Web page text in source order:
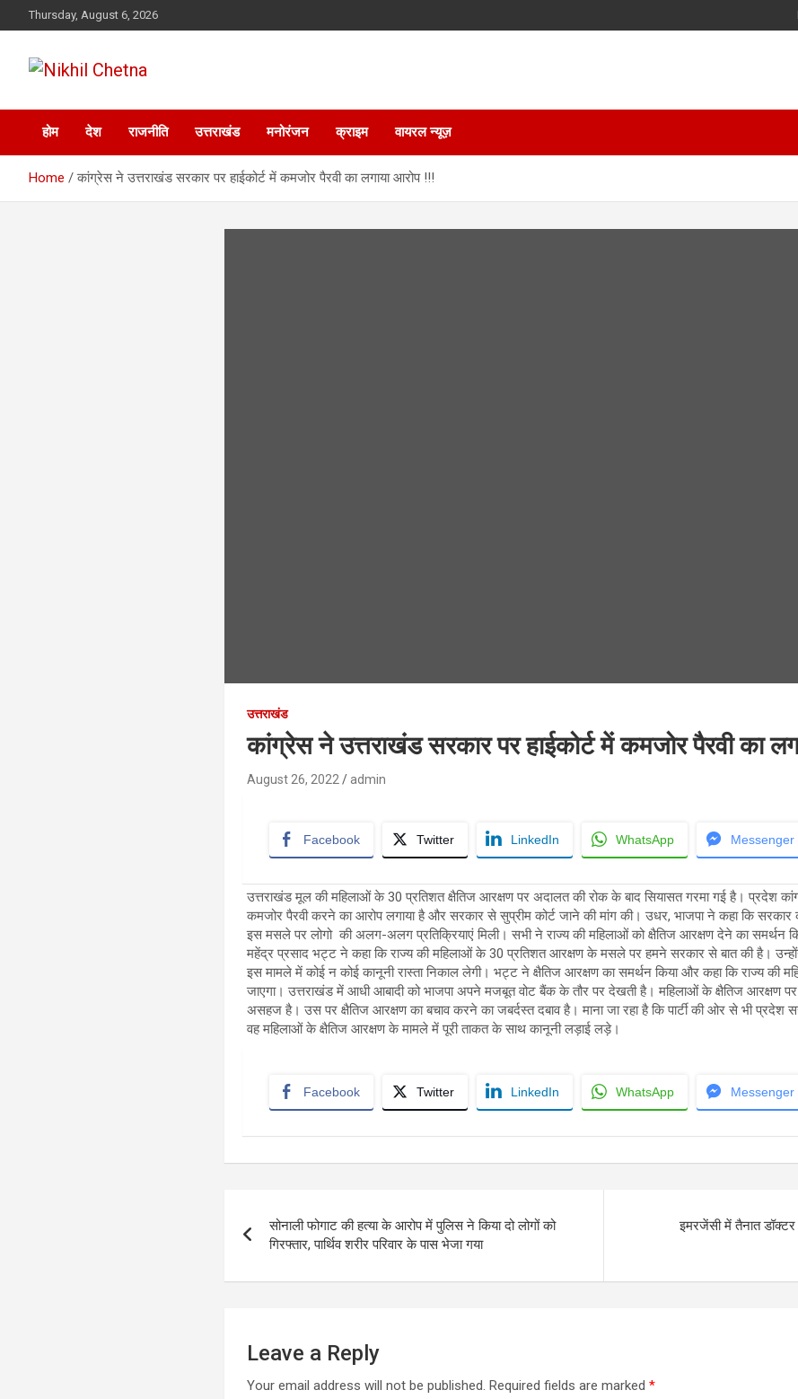
to
Thursday, August 6, 2026
Nikhil Chetna
होम देश राजनीति उत्तराखंड मनोरंजन क्राइम वायरल न्यूज़
Home कांग्रेस ने उत्तराखंड सरकार पर हाईकोर्ट में कमजोर पैरवी का लगाया आरोप !!!
उत्तराखंड
कांग्रेस ने उत्तराखंड सरकार पर हाईकोर्ट में कमजोर पैरवी का
August 26, 2022 admin
Facebook Twitter LinkedIn WhatsApp Messenger
उत्तराखंड मूल की महिलाओं के 30 प्रतिशत क्षैतिज आरक्षण पर अदालत की रोक के बाद सियासत गरमा गई है। प्रदेश
कमजोर पैरवी करने का आरोप लगाया है और सरकार से सुप्रीम कोर्ट जाने की मांग की। उधर, भाजपा ने कहा कि सरकार
इस मसले पर लोगो की अलग-अलग प्रतिक्रियाएं मिली। सभी ने राज्य की महिलाओं को क्षैतिज आरक्षण देने का समर्थन
महेंद्र प्रसाद भट्ट ने कहा कि राज्य की महिलाओं के 30 प्रतिशत आरक्षण के मसले पर हमने सरकार से बात की है।
इस मामले में कोई न कोई कानूनी रास्ता निकाल लेगी। भट्ट ने क्षैतिज आरक्षण का समर्थन किया और कहा कि राज्य की
जाएगा। उत्तराखंड में आधी आबादी को भाजपा अपने मजबूत वोट बैंक के तौर पर देखती है। महिलाओं के क्षैतिज आरक्षण
असहज है। उस पर क्षैतिज आरक्षण का बचाव करने का जबर्दस्त दबाव है। माना जा रहा है कि पार्टी की ओर से भी प्रदेश
वह महिलाओं के क्षैतिज आरक्षण के मामले में पूरी ताकत के साथ कानूनी लड़ाई लड़े।
Facebook Twitter LinkedIn WhatsApp Messenger
navigation
सोनाली फोगाट की हत्या के आरोप में पुलिस ने किया दो लोगों को
गिरफ्तार, पार्थिव शरीर परिवार के पास भेजा गया
इमरजेंसी में तैनात
Leave a Reply
Your email address will not be published. Required fields are marked*